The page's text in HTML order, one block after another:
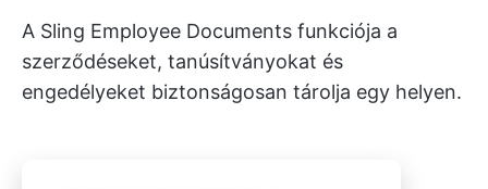
A Sling Employee Documents funkciója a
szerződéseket, tanúsítványokat és
engedélyeket biztonságosan tárolja egy helyen.